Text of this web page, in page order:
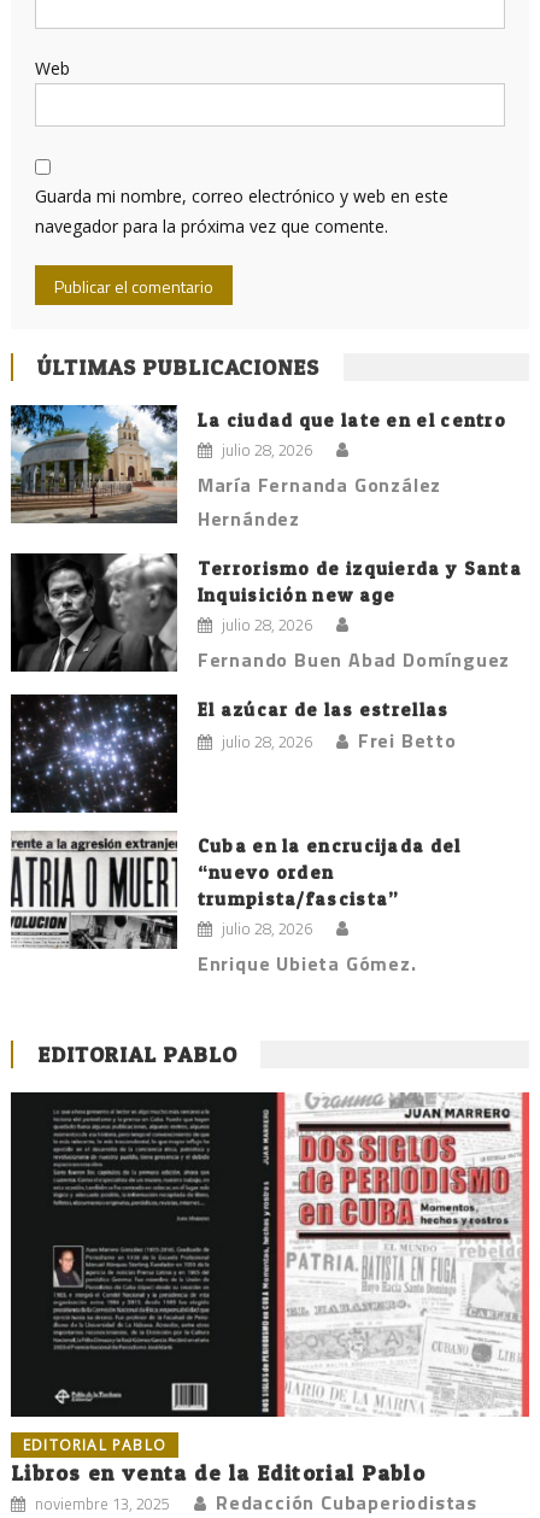
Web
Guarda mi nombre, correo electrónico y web en este
navegador para la próxima vez que comente.
ÚLTIMAS PUBLICACIONES
La ciudad que late en el centro
julio 28, 2026
María Fernanda González
Hernández
Terrorismo de izquierda y Santa
Inquisición new age
julio 28, 2026
Fernando Buen Abad Domínguez
El azúcar de las estrellas
julio 28, 2026 Frei Betto
Cuba en la encrucijada del
“nuevo orden
trumpista/fascista”
julio 28, 2026
Enrique Ubieta Gómez.
EDITORIAL PABLO
EDITORIAL PABLO
Libros en venta de la Editorial Pablo
noviembre 13, 2025 Redacción Cubaperiodistas